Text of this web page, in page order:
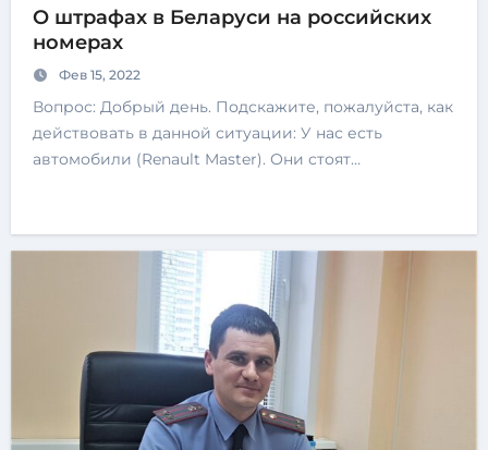
О штрафах в Беларуси на российских
номерах
Фев 15, 2022
Вопрос: Добрый день. Подскажите, пожалуйста, как
действовать в данной ситуации: У нас есть
автомобили (Renault Master). Они стоят…